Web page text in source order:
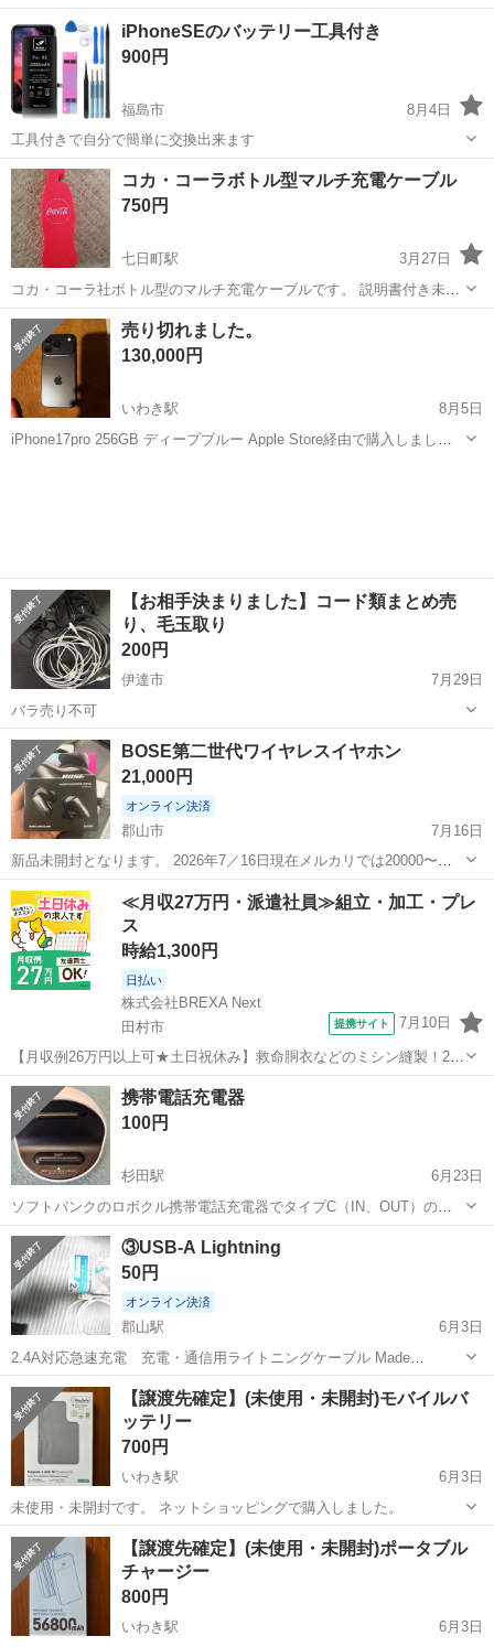
福島市
iPhoneSEのバッテリー工具付き
900円
福島市
8月4日
工具付きで自分で簡単に交換出来ます
福島 福島市 その他 工具
コカ・コーラボトル型マルチ充電ケーブル
750円
七日町駅
3月27日
コカ・コーラ社ボトル型のマルチ充電ケーブルです。 説明書付き未使
用になります。
福島 会津若松市 七日町駅
売り切れました。
130,000円
いわき駅
8月5日
iPhone17pro 256GB ディープブルー Apple Store経由で購入しました
【お相手決まりました】コード類まとめ売
り、毛玉取り
200円
伊達市
7月29日
バラ売り不可
福島 伊達市 その他
BOSE第二世代ワイヤレスイヤホン
21,000円
オンライン決済
郡山市
7月16日
新品未開封となります。 2026年7／16日現在メルカリでは20000〜
28000円で取引されております。
福島 郡山市 その他
≪月収27万円・派遣社員≫組立・加工・プレ
ス
時給1,300円
日払い
株式会社BREXA Next
田村市
提携サイト 7月10日
【月収例26万円以上可★土日祝休み】救命胴衣などのミシン縫製！20
代～50代の男女大活躍中★日払い制度あり！マイカー通勤OK＆無料駐
車場完備！食堂利用可★交通費支給◎《福島県田村市》 人気の工場の
お仕事 ◇救命胴衣などのミ...
福島 田村市 その他
携帯電話充電器
100円
杉田駅
6月23日
ソフトバンクのロボクル携帯電話充電器でタイプC（IN、OUT）の差
し込み口です 中古品になります お取引場所等はプロフィール参照して
ください
福島 郡山市
③USB-A Lightning
50円
オンライン決済
郡山駅
6月3日
2.4A対応急速充電 充電・通信用ライトニングケーブル Made
for_iPhone_iPad_iPod
福島 郡山市 郡山駅 その他
【譲渡先確定】(未使用・未開封)モバイルバ
ッテリー
700円
いわき駅
6月3日
未使用・未開封です。 ネットショッピングで購入しました。
福島 いわき市 いわき駅 その他 モバイルバッテリー
【譲渡先確定】(未使用・未開封)ポータブル
チャージー
800円
いわき駅 6月3日